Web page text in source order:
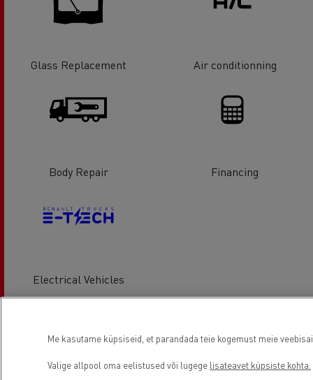
Glass Replacement Air conditionning
Body Repair Financing
Electrical Vehicles
Asukoht
Me kasutame küpsiseid, et parandada teie kogemust meie
Valige allpool oma eelistused või lugege lisateavet küpsiste kohta.